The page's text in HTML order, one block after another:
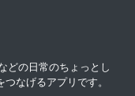
どの日常のちょっとし
なげるアプリです。